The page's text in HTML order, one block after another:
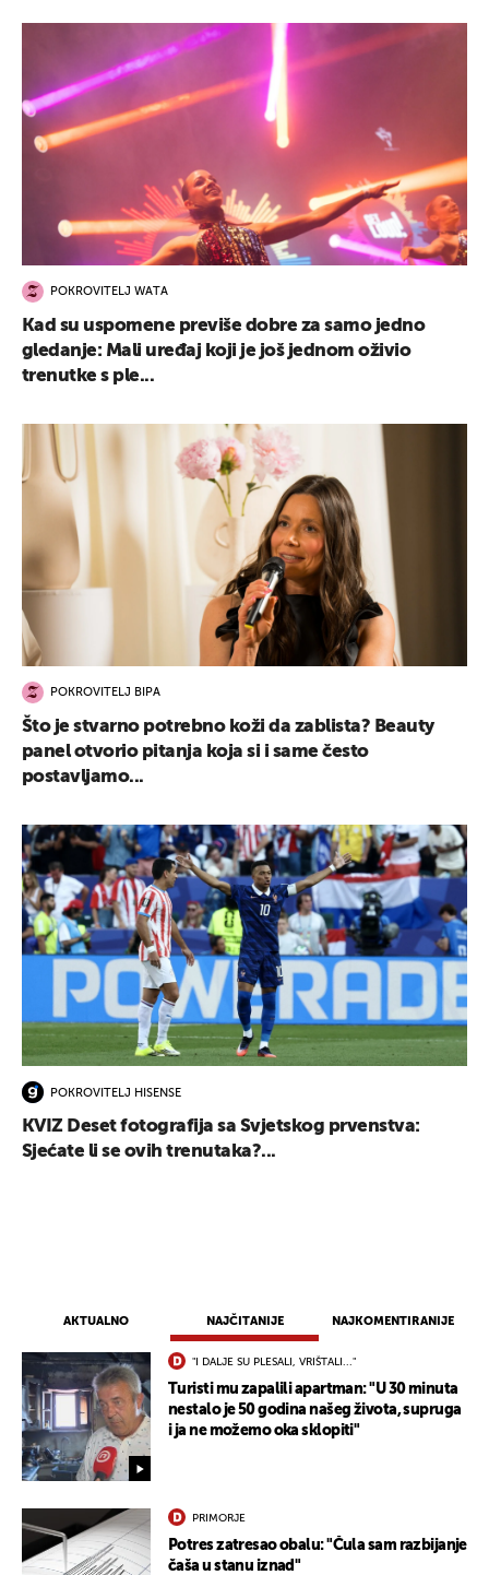
AKTUALNO NAJČITANIJE NAJKOMENTIRANIJE
"I DALJE SU PLESALI, VRIŠTALI..."
Turisti mu zapalili apartman: "U 30 minuta
nestalo je 50 godina našeg života, supruga
i ja ne možemo oka sklopiti"
PRIMORJE
Potres zatresao obalu: "Čula sam razbijanje
čaša u stanu iznad"
POKROVITELJ WATA
Kad su uspomene previše dobre za samo jedno
gledanje: Mali uređaj koji je još jednom oživio
trenutke s ple...
POKROVITELJ BIPA
Što je stvarno potrebno koži da zablista? Beauty
panel otvorio pitanja koja si i same često
postavljamo...
POKROVITELJ HISENSE
KVIZ Deset fotografija sa Svjetskog prvenstva:
Sjećate li se ovih trenutaka?...